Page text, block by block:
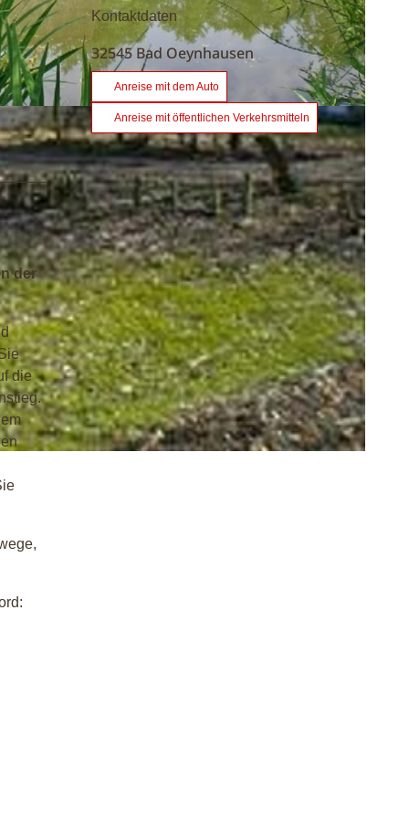
der
die
Kontaktdaten
32545Bad Oeynhausen
Anreise mit dem Auto
Anreise mit öffentlichen Verkehrsmitteln